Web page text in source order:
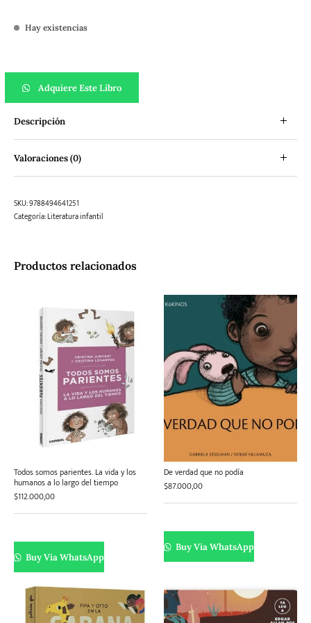
Hay existencias
Adquiere Este Libro
Descripción
Valoraciones (0)
SKU:9788494641251
Categoría:Literatura infantil
Productos relacionados
Todos somos parientes. La vida y los
humanos a lo largo del tiempo
$112.000,00
Buy Via WhatsApp
De verdad que no podía
$87.000,00
Buy Via WhatsApp